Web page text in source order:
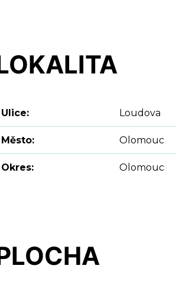
Ulice: Loudova
Město: Olomouc
Okres: Olomouc